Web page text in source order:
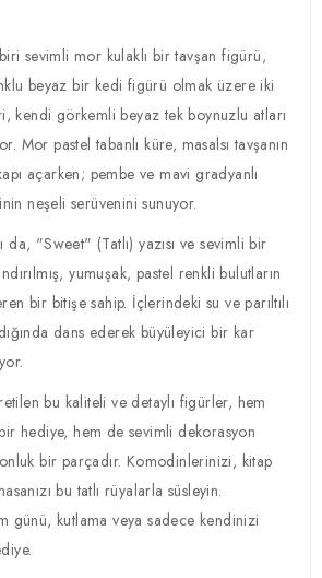
sevimli mor kulaklı bir tavşan figürü,
beyaz bir kedi figürü olmak üzere iki
kendi görkemli beyaz tek boynuzlu atları
Mor pastel tabanlı küre, masalsı tavşanın
açarken; pembe ve mavi gradyanlı
neşeli serüvenini sunuyor.
da, "Sweet" (Tatlı) yazısı ve sevimli bir
yumuşak, pastel renkli bulutların
bir bitişe sahip. İçlerindeki su ve parıltılı
dans ederek büyüleyici bir kar
bu kaliteli ve detaylı figürler, hem
hediye, hem de sevimli dekorasyon
bir parçadır. Komodinlerinizi, kitap
bu tatlı rüyalarla süsleyin.
günü, kutlama veya sadece kendinizi